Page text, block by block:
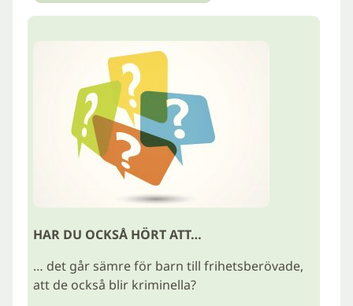
HAR DU OCKSÅ HÖRT ATT…
… det går sämre för barn till frihetsberövade,
att de också blir kriminella?